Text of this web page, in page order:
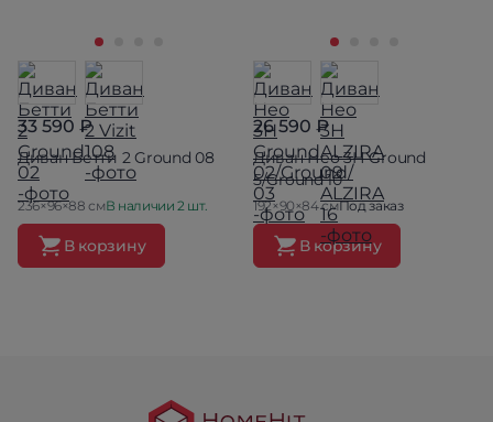
33 590 ₽
Диван Бетти 2 Ground 08
236×96×88 смВ наличии 2 шт.
В корзину
26 590 ₽
Диван Нео 3Н Ground
5/Ground 10
192×90×84 смПод заказ
В корзину